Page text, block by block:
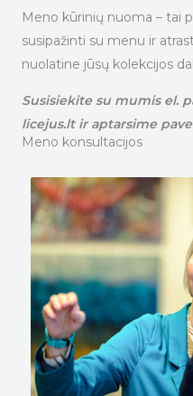
Meno kūrinių nuoma – tai
susipažinti su menu ir
nuolatine jūsų kolekcijos
Susisiekite su mumis el.
licejus.lt ir aptarsime
Meno konsultacijos